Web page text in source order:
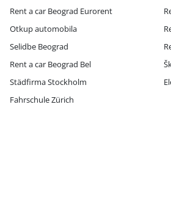
Rent a car Beograd Eurorent
Otkup automobila
Selidbe Beograd
Rent a car Beograd Bel
Städfirma Stockholm
Fahrschule Zürich